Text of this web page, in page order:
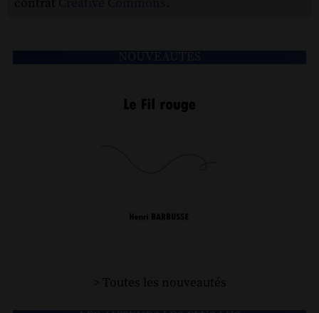
> Toutes les nouveautés